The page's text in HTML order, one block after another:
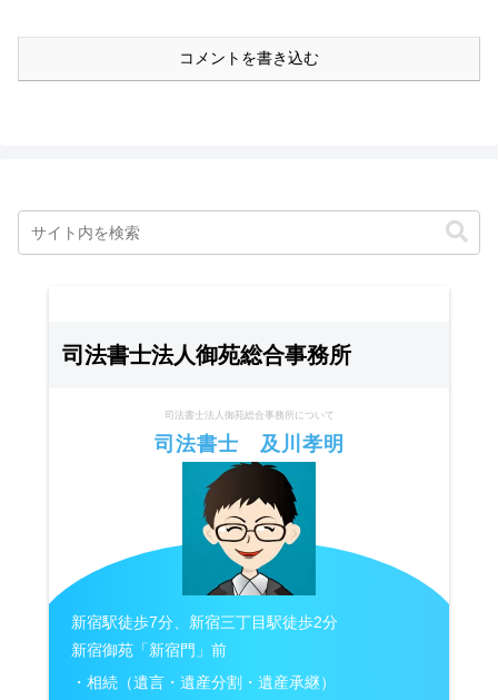
コメントを書き込む
司法書士法人御苑総合事務所
司法書士法人御苑総合事務所について
司法書士 及川孝明
新宿駅徒歩7分、新宿三丁目駅徒歩2分
新宿御苑「新宿門」前
・相続（遺言・遺産分割・遺産承継）